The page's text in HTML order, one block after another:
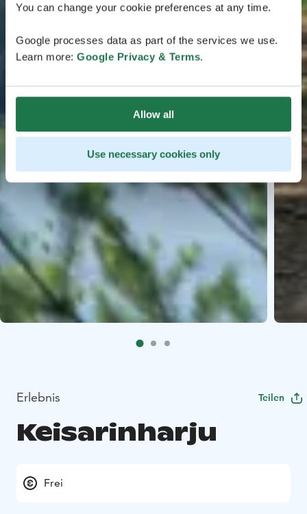
You can change your cookie preferences at any time.
Google processes data as part of the services we use.
Learn more: Google Privacy & Terms.
Allow all
Use necessary cookies only
Erlebnis Teilen
Keisarinharju
Frei